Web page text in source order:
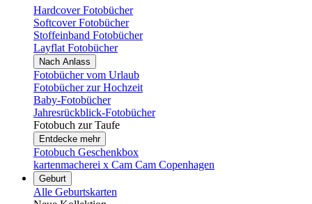
Hardcover Fotobücher
Softcover Fotobücher
Stoffeinband Fotobücher
Layflat Fotobücher
Nach Anlass
Fotobücher vom Urlaub
Fotobücher zur Hochzeit
Baby-Fotobücher
Jahresrückblick-Fotobücher
Fotobuch zur Taufe
Entdecke mehr
Fotobuch Geschenkbox
kartenmacherei x Cam Cam Copenhagen
Geburt
Alle Geburtskarten